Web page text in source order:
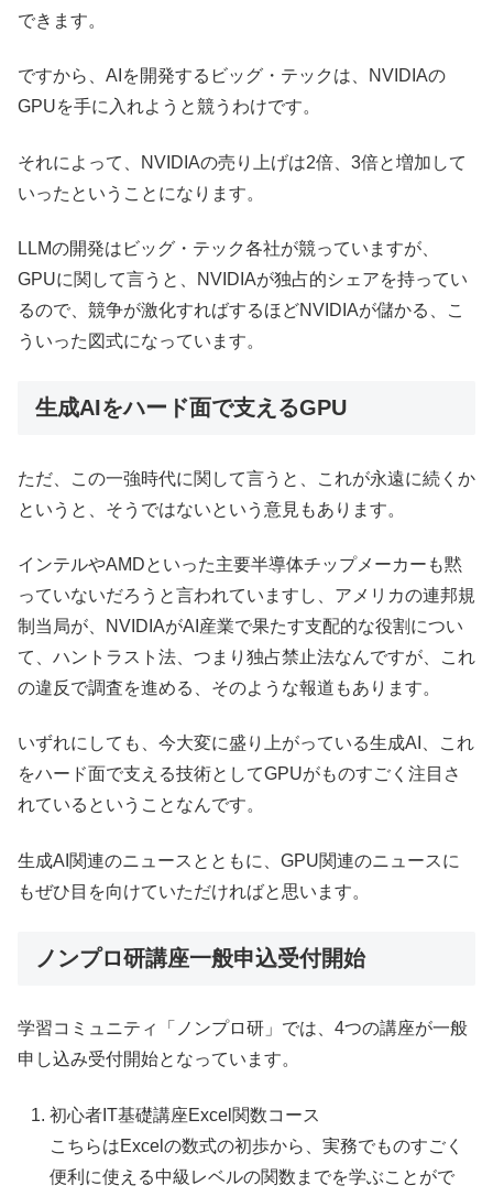
できます。
ですから、AIを開発するビッグ・テックは、NVIDIAの
GPUを手に入れようと競うわけです。
それによって、NVIDIAの売り上げは2倍、3倍と増加して
いったということになります。
LLMの開発はビッグ・テック各社が競っていますが、
GPUに関して言うと、NVIDIAが独占的シェアを持ってい
るので、競争が激化すればするほどNVIDIAが儲かる、こ
ういった図式になっています。
生成AIをハード面で支えるGPU
ただ、この一強時代に関して言うと、これが永遠に続くか
というと、そうではないという意見もあります。
インテルやAMDといった主要半導体チップメーカーも黙
っていないだろうと言われていますし、アメリカの連邦規
制当局が、NVIDIAがAI産業で果たす支配的な役割につい
て、ハントラスト法、つまり独占禁止法なんですが、これ
の違反で調査を進める、そのような報道もあります。
いずれにしても、今大変に盛り上がっている生成AI、これ
をハード面で支える技術としてGPUがものすごく注目さ
れているということなんです。
生成AI関連のニュースとともに、GPU関連のニュースに
もぜひ目を向けていただければと思います。
ノンプロ研講座一般申込受付開始
学習コミュニティ「ノンプロ研」では、4つの講座が一般
申し込み受付開始となっています。
初心者IT基礎講座Excel関数コース
こちらはExcelの数式の初歩から、実務でものすごく
便利に使える中級レベルの関数までを学ぶことがで